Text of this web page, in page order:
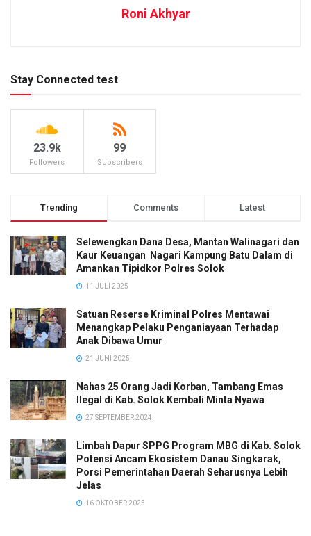
Roni Akhyar
Stay Connected test
23.9k
Followers
99
Subscribers
Trending Comments Latest
Selewengkan Dana Desa, Mantan Walinagari dan
Kaur Keuangan Nagari Kampung Batu Dalam di
Amankan Tipidkor Polres Solok
11 JULI 2025
Satuan Reserse Kriminal Polres Mentawai
Menangkap Pelaku Penganiayaan Terhadap
Anak Dibawa Umur
21 JUNI 2025
Nahas 25 Orang Jadi Korban, Tambang Emas
Ilegal di Kab. Solok Kembali Minta Nyawa
27 SEPTEMBER 2024
Limbah Dapur SPPG Program MBG di Kab. Solok
Potensi Ancam Ekosistem Danau Singkarak,
Porsi Pemerintahan Daerah Seharusnya Lebih
Jelas
16 OKTOBER 2025